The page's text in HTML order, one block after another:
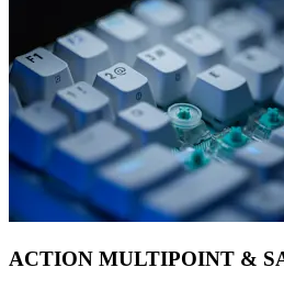
ACTION MULTIPOINT &